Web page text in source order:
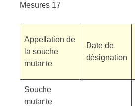
Mesures 17
Appellation de
la souche
mutante
Date de
désignation
Souche
mutante